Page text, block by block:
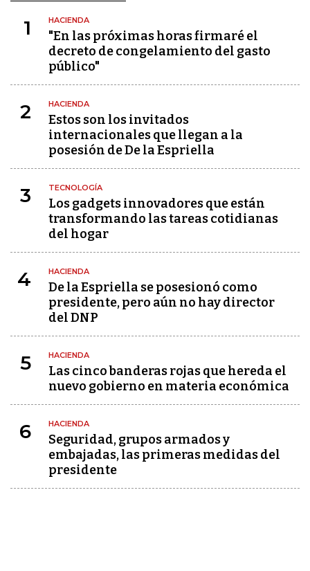
1 HACIENDA
"En las próximas horas firmaré el
decreto de congelamiento del gasto
público"
2 HACIENDA
Estos son los invitados
internacionales que llegan a la
posesión de De la Espriella
3 TECNOLOGÍA
Los gadgets innovadores que están
transformando las tareas cotidianas
del hogar
4 HACIENDA
De la Espriella se posesionó como
presidente, pero aún no hay director
del DNP
5 HACIENDA
Las cinco banderas rojas que hereda el
nuevo gobierno en materia económica
6 HACIENDA
Seguridad, grupos armados y
embajadas, las primeras medidas del
presidente